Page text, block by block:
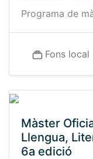
Programa de
Fons local
Màster
Llengua,
6a edició